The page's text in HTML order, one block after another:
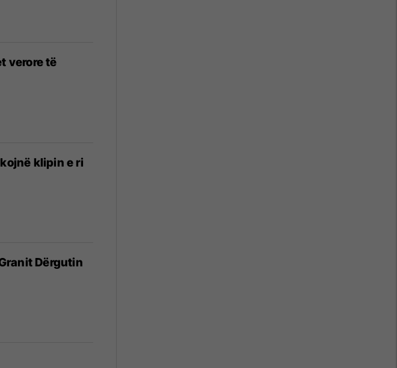
verore të
klipin e ri
Dërgutin